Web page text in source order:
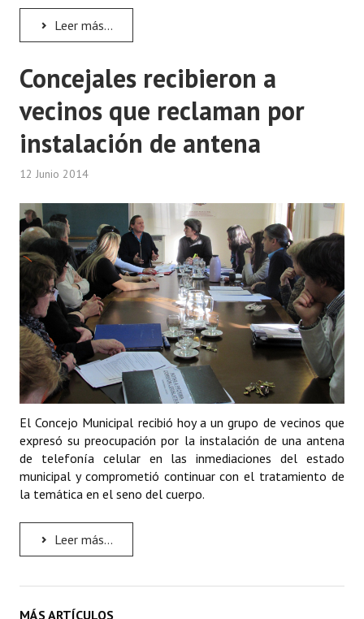
Leer más...
Concejales recibieron a
vecinos que reclaman por
instalación de antena
12 Junio 2014
El Concejo Municipal recibió hoy a un grupo de vecinos que
expresó su preocupación por la instalación de una antena
de telefonía celular en las inmediaciones del estado
municipal y comprometió continuar con el tratamiento de
la temática en el seno del cuerpo.
Leer más...